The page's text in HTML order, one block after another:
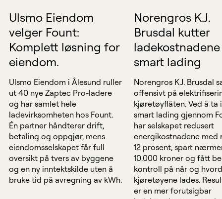
Ulsmo Eiendom
velger Fount:
Komplett løsning for
eiendom.
Ulsmo Eiendom i Ålesund ruller
ut 40 nye Zaptec Pro-ladere
og har samlet hele
ladevirksomheten hos Fount.
Én partner håndterer drift,
betaling og oppgjør, mens
eiendomsselskapet får full
oversikt på tvers av byggene
og en ny inntektskilde uten å
bruke tid på avregning av kWh.
Norengros K.J.
Brusdal kutter
smart lading
Norengros K.J. Brusdal
offensivt på
kjøretøyflåten. Ved å ta
smart lading gjennom
har selskapet redusert
energikostnadene med
12 prosent, spart
10.000 kroner og fått
kontroll på når og
kjøretøyene lades.
er en mer forutsigbar